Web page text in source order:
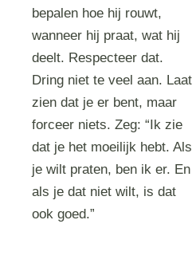
bepalen hoe hij rouwt,
wanneer hij praat, wat hij
deelt. Respecteer dat.
Dring niet te veel aan. Laat
zien dat je er bent, maar
forceer niets. Zeg: “Ik zie
dat je het moeilijk hebt. Als
je wilt praten, ben ik er. En
als je dat niet wilt, is dat
ook goed.”